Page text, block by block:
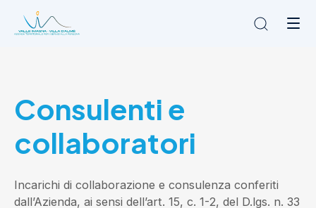
L'Ambito
News
Amministrazione trasparente
Consulenti e
collaboratori
Incarichi di collaborazione e consulenza conferiti
dall’Azienda, ai sensi dell’art. 15, c. 1-2, del D.lgs. n. 33